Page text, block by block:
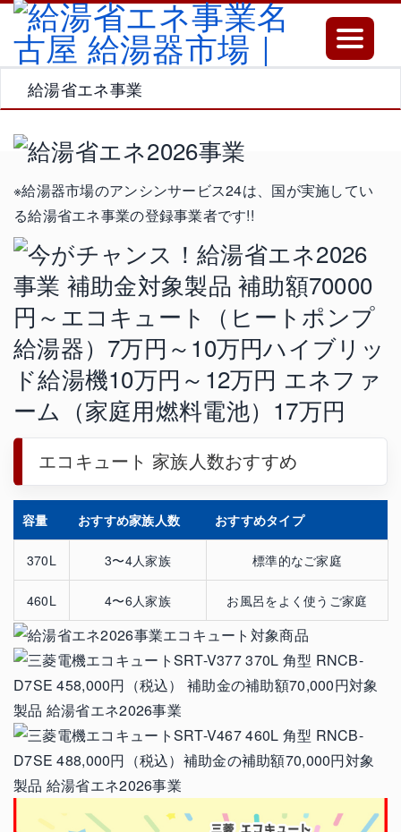
Toggle
給湯省エネ事業
※給湯器市場のアンシンサービス24は、国が実施してい
る給湯省エネ事業の登録事業者です!!
エコキュート 家族人数おすすめ
容量 おすすめ家族人数 おすすめタイプ
370L 3〜4人家族 標準的なご家庭
460L 4〜6人家族 お風呂をよく使うご家庭